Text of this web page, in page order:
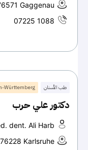
Gaggenau
07225 1088
طب الأسنان Württemberg
دكتور علي حرب
dent. Ali Harb
Karlsruhe